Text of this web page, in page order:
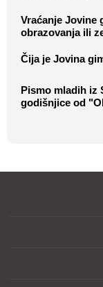
Vraćanje Jovine
obrazovanja ili
Čija je Jovina
Pismo mladih iz
godišnjice od